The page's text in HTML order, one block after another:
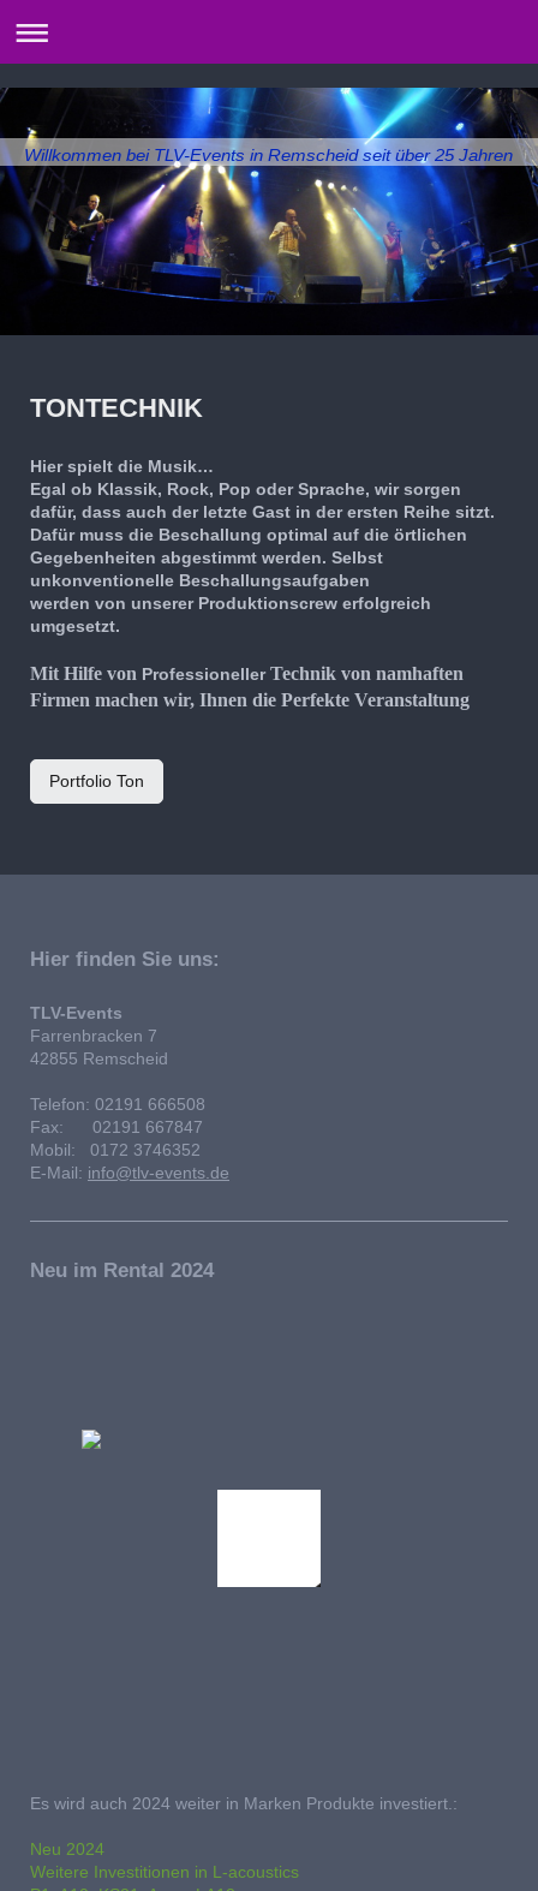
Willkommen bei TLV-Events in Remscheid seit über 25 Jahren
TONTECHNIK
Hier spielt die Musik…
Egal ob Klassik, Rock, Pop oder Sprache, wir sorgen
dafür, dass auch der letzte Gast in der ersten Reihe sitzt.
Dafür muss die Beschallung optimal auf die örtlichen
Gegebenheiten abgestimmt werden. Selbst
unkonventionelle Beschallungsaufgaben
werden von unserer Produktionscrew erfolgreich
umgesetzt.
Mit Hilfe von ProfessionellerTechnik von namhaften
Firmen machen wir, Ihnen die Perfekte Veranstaltung
Portfolio Ton
Hier finden Sie uns:
TLV-Events
Farrenbracken 7
42855 Remscheid
Telefon: 02191 666508
Fax: 02191 667847
Mobil: 0172 3746352
E-Mail: info@tlv-events.de
Neu im Rental 2024
Es wird auch 2024 weiter in Marken Produkte investiert.:
Neu 2024
Weitere Investitionen in L-acoustics